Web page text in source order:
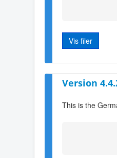
Vis filer
Version
This is the